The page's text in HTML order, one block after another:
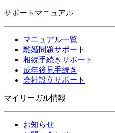
サポートマニュアル
マニュアル一覧
離婚問題サポート
相続手続きサポート
成年後見手続き
会社設立サポート
マイリーガル情報
お知らせ